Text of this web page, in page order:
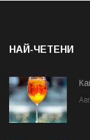
НАЙ-ЧЕТЕНИ